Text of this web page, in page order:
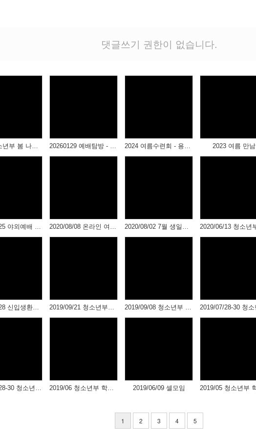
댓글쓰기 권한이 없습니다.
2026 청소년부 봄 나들이 20260129 예배탐방 - 피아워쉽 2024 여름수련회 - 용인에버랜드 2023 여름 만남
2020/10/25 야외예배 & bbq파티 2020/08/08 온라인 여름 수련회 2020/08/02 7월 생일자 축하
2019/12/28 신입생환영회 및 셀모임 2019/09/21 청소년부실 이사 및 9월 생일자 축하 2019/09/08 청소년부 셀 활동 - 용인 에버랜드
2019/07/28-30 청소년부 여름 수련회 (1) 2019/06 청소년부 학교 심방 2019/06/09 셀모임
1 2 3 4 5